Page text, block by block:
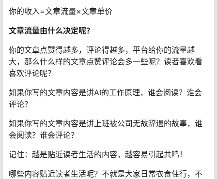
你的收入=文章流量×文章单价
文章流量由什么决定呢？
你的文章点赞得越多，评论得越多，平台给你的流量越
大，那么什么样的文章点赞评论会多一些呢？读者喜欢看
喜欢评论呢？
如果你写的文章内容是讲AI的工作原理，谁会阅读？谁会
评论？
如果你写的文章内容是讲上班被公司无故辞退的故事，谁
会阅读？谁会评论？
记住：越是贴近读者生活的内容，越容易引起共鸣！
哪些内容贴近读者生活呢？不就是大家日常衣食住行，不